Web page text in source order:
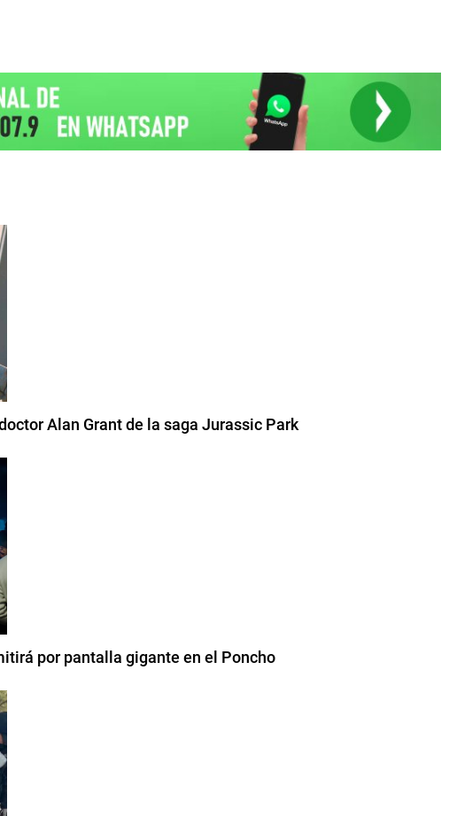
Alan Grant de la saga Jurassic Park
por pantalla gigante en el Poncho